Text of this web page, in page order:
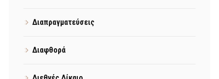
Διαπραγματεύσεις
Διαφθορά